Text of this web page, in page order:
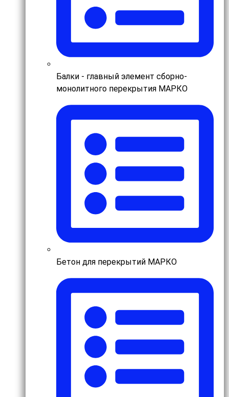
Балки - главный элемент сборно-
монолитного перекрытия МАРКО
Бетон для перекрытий МАРКО